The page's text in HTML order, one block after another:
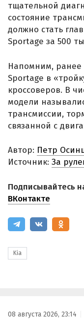
тщательной
состояние
должно стать
Sportage за 500
Напомним, ранее
Sportage в
кроссоверов. В
модели
трансмиссии,
связанной с
Автор: Петр
Источник: За
Подписывайтесь
ВКонтакте
Kia
08 августа 2026, 23:14